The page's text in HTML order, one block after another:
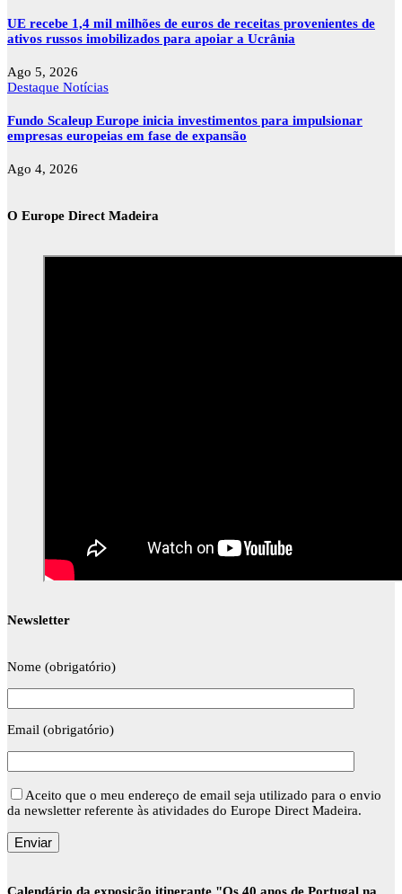
UE recebe 1,4 mil milhões de euros de receitas provenientes de
ativos russos imobilizados para apoiar a Ucrânia
Ago 5, 2026
Destaque Notícias
Fundo Scaleup Europe inicia investimentos para impulsionar
empresas europeias em fase de expansão
Ago 4, 2026
O Europe Direct Madeira
Newsletter
Nome (obrigatório)
Email (obrigatório)
Aceito que o meu endereço de email seja utilizado para o envio
da newsletter referente às atividades do Europe Direct Madeira.